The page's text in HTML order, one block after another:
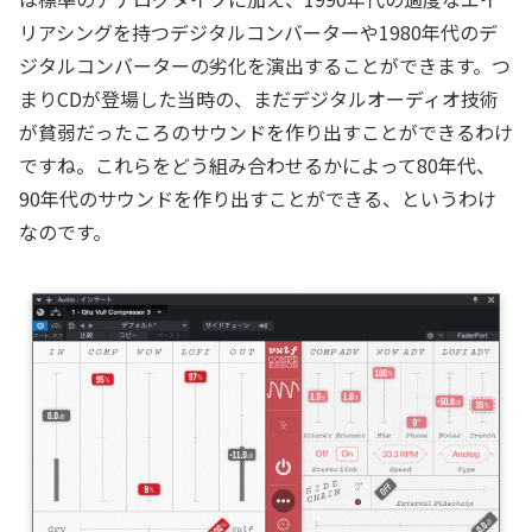
リアシングを持つデジタルコンバーターや1980年代のデ
ジタルコンバーターの劣化を演出することができます。つ
まりCDが登場した当時の、まだデジタルオーディオ技術
が貧弱だったころのサウンドを作り出すことができるわけ
ですね。これらをどう組み合わせるかによって80年代、
90年代のサウンドを作り出すことができる、というわけ
なのです。